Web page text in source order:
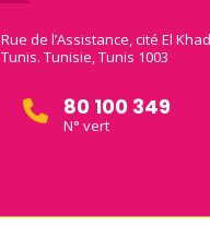
Rue de l’Assistance, cité El
Tunis. Tunisie, Tunis 1003
80 100 349
N° vert